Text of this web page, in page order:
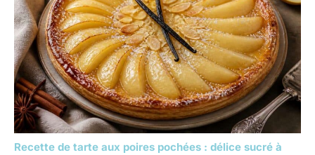
Recette de tarte aux poires pochées : délice sucré à